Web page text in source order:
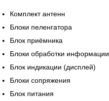
Комплект антенн
Блоки пеленгатора
Блок приёмника
Блоки обработки информации
Блок индикации (дисплей)
Блоки сопряжения
Блок питания